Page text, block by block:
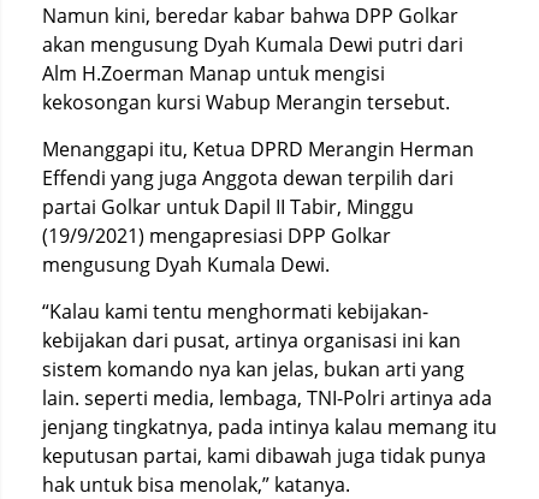
Namun kini, beredar kabar bahwa DPP Golkar
akan mengusung Dyah Kumala Dewi putri dari
Alm H.Zoerman Manap untuk mengisi
kekosongan kursi Wabup Merangin tersebut.
Menanggapi itu, Ketua DPRD Merangin Herman
Effendi yang juga Anggota dewan terpilih dari
partai Golkar untuk Dapil II Tabir, Minggu
(19/9/2021) mengapresiasi DPP Golkar
mengusung Dyah Kumala Dewi.
“Kalau kami tentu menghormati kebijakan-
kebijakan dari pusat, artinya organisasi ini kan
sistem komando nya kan jelas, bukan arti yang
lain. seperti media, lembaga, TNI-Polri artinya ada
jenjang tingkatnya, pada intinya kalau memang itu
keputusan partai, kami dibawah juga tidak punya
hak untuk bisa menolak,” katanya.